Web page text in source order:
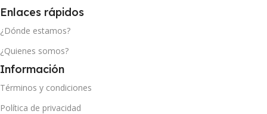
Enlaces rápidos
¿Dónde estamos?
¿Quienes somos?
Información
Términos y condiciones
Política de privacidad